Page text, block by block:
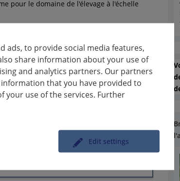
pour le domaine de l'élevage à l'échelle
(TC 271)
(TC 272)
ads, to provide social media features,
share information about your use of
and analytics partners. Our partners
that you have provided to
your use of the services. Further
Edit settings